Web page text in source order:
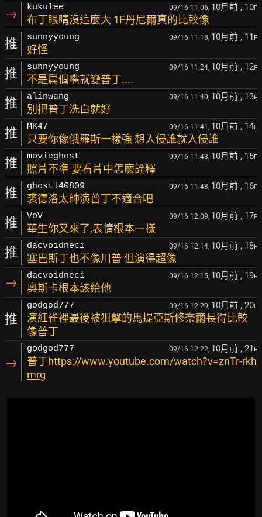
→ kukulee 09/16 11:06, 10月前 , 10F
布丁眼睛沒這麼大 1F丹尼爾真的比較像
推 sunnyyoung 09/16 11:18, 10月前 , 11 F
好怪
推 sunnyyoung 09/16 11:24, 10月前 , 12F
不是扁個嘴就變普丁....
推 alinwang 09/16 11:40, 10月前 , 13F
別把普丁洗白就好
推 MK47 09/16 11:41, 10月前 , 14F
只要你像俄羅斯一樣強 想入侵誰就入侵誰
推 movieghost 09/16 11:43, 10月前 , 15F
照片不準 要看片中怎麼詮釋
推 ghostl40809 09/16 11:48, 10月前 , 16F
裘德洛太帥演普丁不適合吧
推 VoV 09/16 12:09, 10月前 , 17F
華生你又來了,表情根本一樣
推 dacvoidneci 09/16 12:14, 10月前 , 18F
塞巴斯丁也不像川普 但演得超像
→ dacvoidneci 09/16 12:15, 10月前 , 19F
奧斯卡根本該給他
推
godgod777 09/16 12:20, 10月前 , 20F
演紅雀裡最後被狙擊的馬提亞斯修奈爾長得比較
像普丁
→
godgod777 09/16 12:22, 10月前 , 21 F
普丁https://www.youtube.com/watch?v=znTr-rkh
mrg